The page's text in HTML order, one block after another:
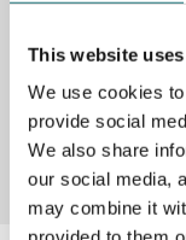
This website
We use cookies
provide social
We also share
our social media,
may combine it
Artikelnummer